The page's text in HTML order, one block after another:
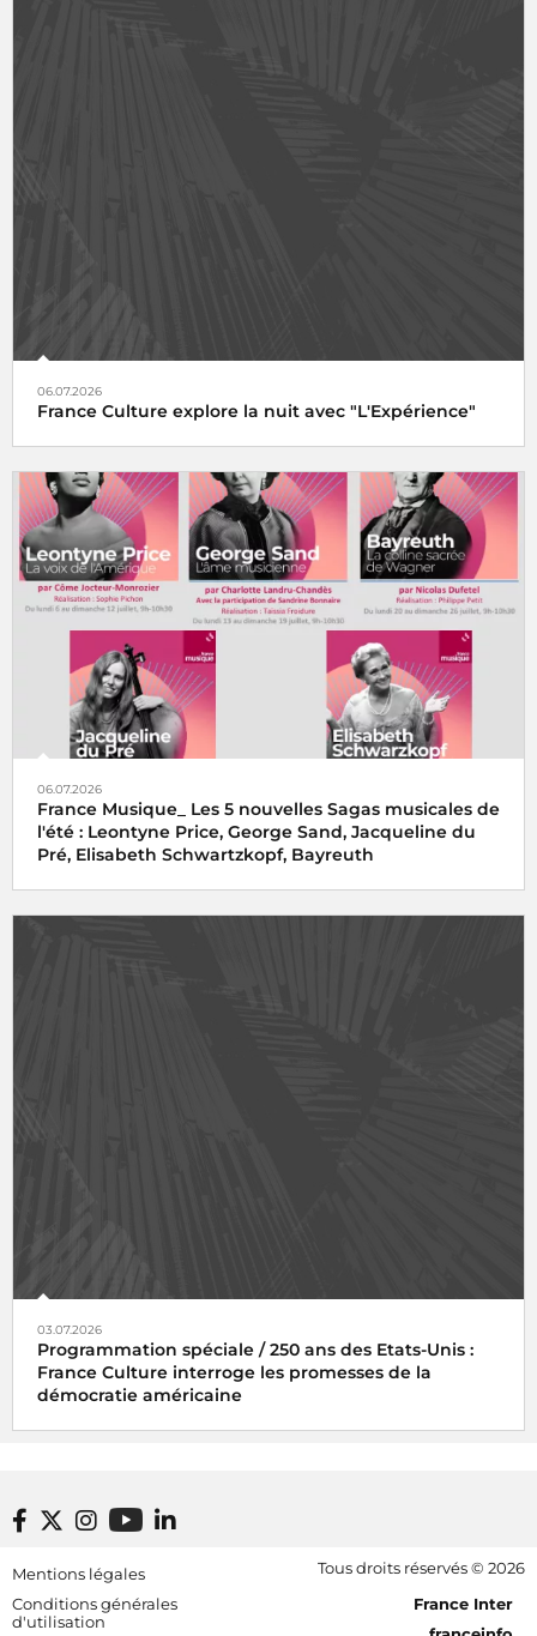
06.07.2026
France Culture explore la nuit avec "L'Expérience"
06.07.2026
France Musique_ Les 5 nouvelles Sagas musicales de
l'été : Leontyne Price, George Sand, Jacqueline du
Pré, Elisabeth Schwartzkopf, Bayreuth
03.07.2026
Programmation spéciale / 250 ans des Etats-Unis :
France Culture interroge les promesses de la
démocratie américaine
Footer bottom
Mentions légales
Conditions générales
d'utilisation
Tous droits réservés © 2026
[RDF] Pied de page - Mobile
France Inter